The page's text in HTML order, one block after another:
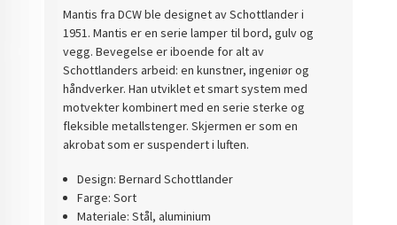
Mantis fra DCW ble designet av Schottlander i
1951. Mantis er en serie lamper til bord, gulv og
vegg. Bevegelse er iboende for alt av
Schottlanders arbeid: en kunstner, ingeniør og
håndverker. Han utviklet et smart system med
motvekter kombinert med en serie sterke og
fleksible metallstenger. Skjermen er som en
akrobat som er suspendert i luften.
Design: Bernard Schottlander
Farge: Sort
Materiale: Stål, aluminium